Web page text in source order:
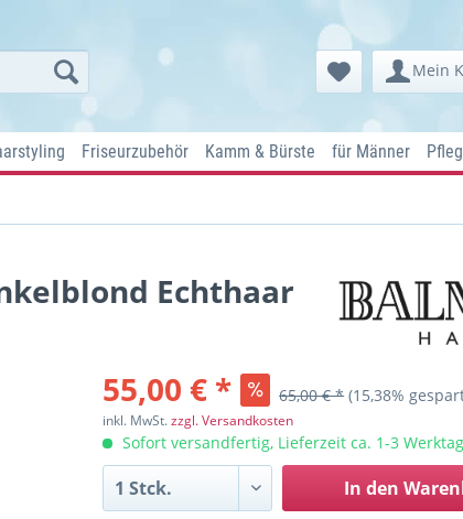
Mein
Friseurzubehör Kamm & Bürste für Männer
Echthaar
55,00 € * 65,00 € * (15,38%
inkl. MwSt.zzgl. Versandkosten
Sofort versandfertig, Lieferzeit ca. 1-3
In den